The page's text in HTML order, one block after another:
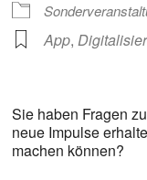
App,
Sie haben Fragen
neue Impulse
machen können?